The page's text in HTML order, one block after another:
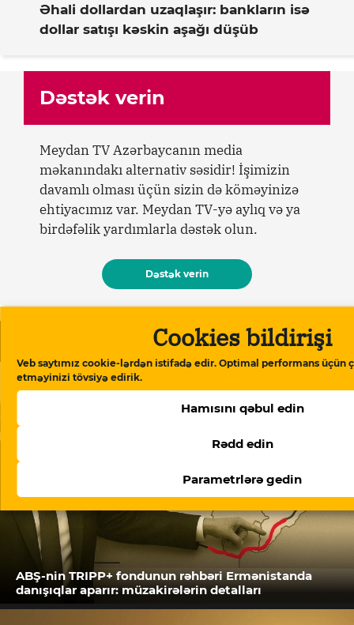
Cookies bildirişi
Veb saytımız cookie-lərdən istifadə edir. Optimal performans üçün
etməyinizi tövsiyə edirik.
Hamısını qəbul edin
Rədd edin
Parametrlərə gedin
Əhali dollardan uzaqlaşır: bankların isə
dollar satışı kəskin aşağı düşüb
Dəstək verin
Meydan TV Azərbaycanın media
məkanındakı alternativ səsidir! İşimizin
davamlı olması üçün sizin də köməyinizə
ehtiyacımız var. Meydan TV-yə aylıq və ya
birdəfəlik yardımlarla dəstək olun.
Dəstək verin
Oxşar məqalələr
ABŞ-nin TRIPP+ fondunun rəhbəri Ermənistanda
danışıqlar aparır: müzakirələrin detalları